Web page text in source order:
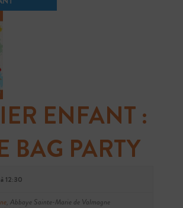
plus tôt pour être encore mieux
COMMANDEZ
NOTRE VIN
domicile ou au bureau de nos vins
ENFANT :
BAG PARTY
à 12:30
Abbaye Sainte-Marie de Valmagne